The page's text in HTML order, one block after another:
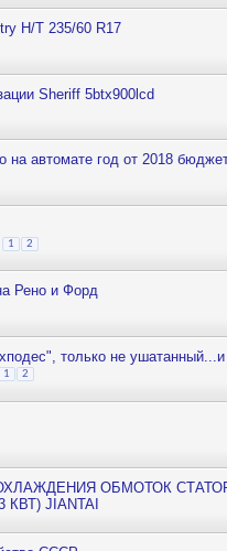
H/T 235/60 R17
Sheriff 5btx900lcd
на автомате год от 2018
1 2
Рено и Форд
только не
1 2
ОБМОТОК
JIANTAI